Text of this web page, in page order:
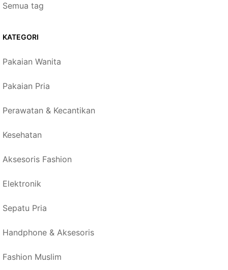
Semua tag
KATEGORI
Pakaian Wanita
Pakaian Pria
Perawatan & Kecantikan
Kesehatan
Aksesoris Fashion
Elektronik
Sepatu Pria
Handphone & Aksesoris
Fashion Muslim